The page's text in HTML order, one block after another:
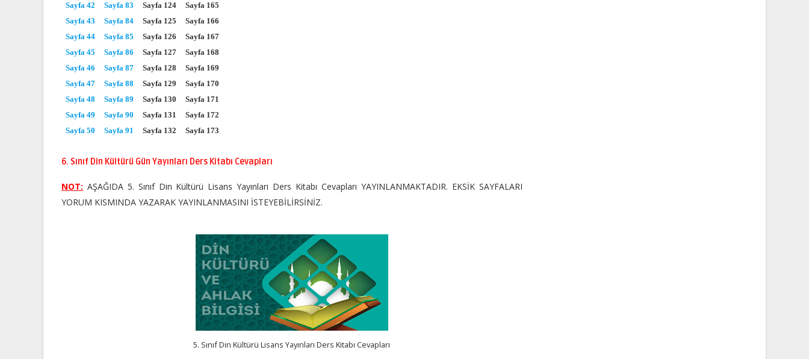
Sayfa 42
Sayfa 43
Sayfa 44
Sayfa 45
Sayfa 46
Sayfa 47
Sayfa 48
Sayfa 49
Sayfa 50
Sayfa 83
Sayfa 84
Sayfa 85
Sayfa 86
Sayfa 87
Sayfa 88
Sayfa 89
Sayfa 90
Sayfa 91
Sayfa 124
Sayfa 125
Sayfa 126
Sayfa 127
Sayfa 128
Sayfa 129
Sayfa 130
Sayfa 131
Sayfa 132
Sayfa 165
Sayfa 166
Sayfa 167
Sayfa 168
Sayfa 169
Sayfa 170
Sayfa 171
Sayfa 172
Sayfa 173
6. Sınıf Din Kültürü Gün Yayınları Ders Kitabı Cevapları
NOT: AŞAĞIDA 5. Sınıf Din Kültürü Lisans Yayınları Ders Kitabı Cevapları YAYINLANMAKTADIR. EKSİK SAYFALARI
YORUM KISMINDA YAZARAK YAYINLANMASINI İSTEYEBİLİRSİNİZ.
5. Sınıf Din Kültürü Lisans Yayınları Ders Kitabı Cevapları